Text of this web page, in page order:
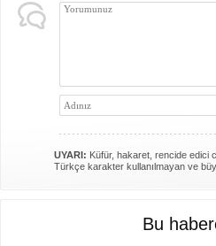
UYARI: Küfür, hakaret, rencide edici
Türkçe karakter kullanılmayan ve
Bu